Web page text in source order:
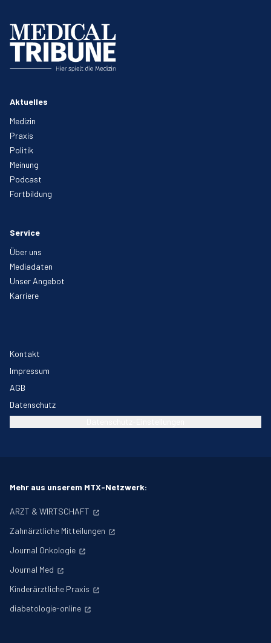
Aktuelles
Medizin
Praxis
Politik
Meinung
Podcast
Fortbildung
Service
Über uns
Mediadaten
Unser Angebot
Karriere
Kontakt
Impressum
AGB
Datenschutz
Mehr aus unserem MTX-Netzwerk:
ARZT & WIRTSCHAFT
Zahnärztliche Mitteilungen
Journal Onkologie
Journal Med
Kinderärztliche Praxis
diabetologie-online